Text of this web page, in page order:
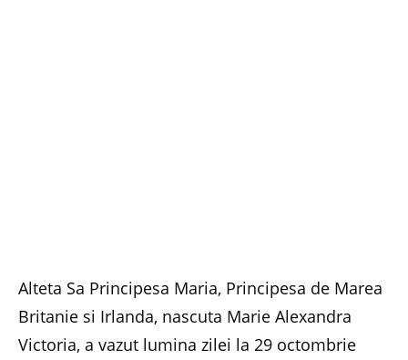
Alteta Sa Principesa Maria, Principesa de Marea
Britanie si Irlanda, nascuta Marie Alexandra
Victoria, a vazut lumina zilei la 29 octombrie